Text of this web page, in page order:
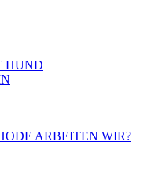
HUND
ARBEITEN WIR?